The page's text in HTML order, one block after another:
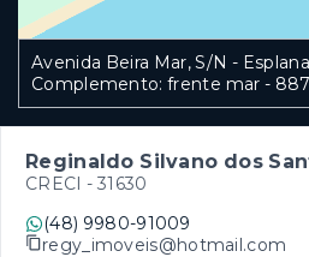
Avenida Beira Mar, S/N -
Complemento: frente mar -
Reginaldo Silvano dos
CRECI - 31630
(48) 9980-91009
regy_imoveis@hotmail.com